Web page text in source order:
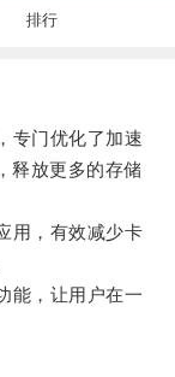
排行
门优化了加速
释放更多的存储
，有效减少卡
，让用户在一